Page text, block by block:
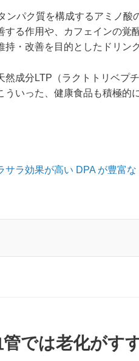
ンパク質を構成するアミノ
する作用や、カフェインの覚
・改善を目的としたドリン
然成分LTP（ラクトトリベプ
ういった、健康食品も積極的
サラ効果が高い DPA が豊富
では老化がす